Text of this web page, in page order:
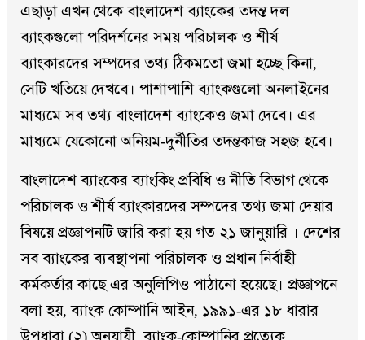
এছাড়া এখন থেকে বাংলাদেশ ব্যাংকের তদন্ত দল
ব্যাংকগুলো পরিদর্শনের সময় পরিচালক ও শীর্ষ
ব্যাংকারদের সম্পদের তথ্য ঠিকমতো জমা হচ্ছে কিনা,
সেটি খতিয়ে দেখবে। পাশাপাশি ব্যাংকগুলো অনলাইনের
মাধ্যমে সব তথ্য বাংলাদেশ ব্যাংকেও জমা দেবে। এর
মাধ্যমে যেকোনো অনিয়ম-দুর্নীতির তদন্তকাজ সহজ হবে।
বাংলাদেশ ব্যাংকের ব্যাংকিং প্রবিধি ও নীতি বিভাগ থেকে
পরিচালক ও শীর্ষ ব্যাংকারদের সম্পদের তথ্য জমা দেয়ার
বিষয়ে প্রজ্ঞাপনটি জারি করা হয় গত ২১ জানুয়ারি । দেশের
সব ব্যাংকের ব্যবস্থাপনা পরিচালক ও প্রধান নির্বাহী
কর্মকর্তার কাছে এর অনুলিপিও পাঠানো হয়েছে। প্রজ্ঞাপনে
বলা হয়, ব্যাংক কোম্পানি আইন, ১৯৯১-এর ১৮ ধারার